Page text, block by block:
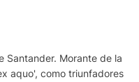
Santander. Morante de la
aquo', como triunfadores